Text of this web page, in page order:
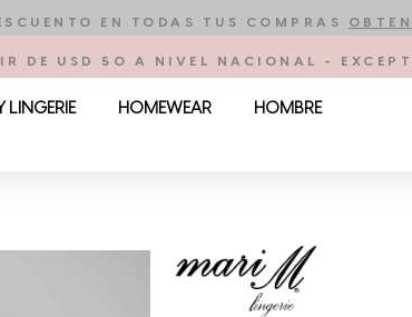
EN TODAS TUS COMPRAS
DE USD 50 A NIVEL NACIONAL -
LINGERIE HOMEWEAR HOMBRE